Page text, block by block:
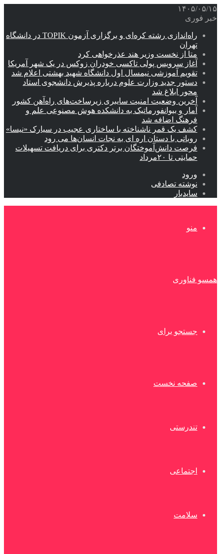
۱۴۰۵/۰۵/۱۵
خبر فوری
راه‌اندازی رشته کره‌ای و برگزاری آزمون TOPIK در دانشگاه
تهران
متا از نخست وزیر هند عذرخواهی کرد
آغاز سرویس پولی تاکسی خودران زوکس در یک شهر آمریکا
تقویم آموزشی نیمسال اول دانشگاه شهید بهشتی اعلام شد
دستور جدید وزارت علوم درباره پذیرش دانشجوی استاد
محور ابلاغ شد
آخرین وضعیت امنیت سایبری زیرساخت‌های راه‌آهن کشور
آمار و بیوانفورماتیک به دانشکده هوش مصنوعی علم و
فرهنگ اضافه شد
کشف یک قمر ناشناخته با ساختاری عجیب در سیارک «نیسا»
روباتی با دستان اره ای به نجات انسان‌ها می رود
فرصت دانش‌آموختگان برتر دکتری‌ برای دریافت تسهیلات
حمایتی تا ۲۰مرداد
ورود
نوشته تصادفی
سایدبار
منو
همسو فناوری
جستجو برای
صفحه نخست
تندرستی
اجتماعی
سلامت